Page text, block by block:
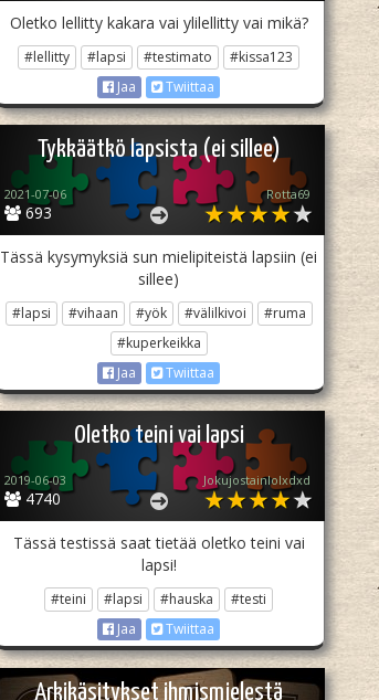
Oletko lellitty kakara vai ylilellitty vai mikä?
#lellitty #lapsi #testimato
#kissa123
Jaa
Twiittaa
Tykkäätkö lapsista (ei sillee)
693
2021-07-06 Rotta69
Tässä kysymyksiä sun mielipiteistä lapsiin (ei
sillee)
#lapsi #vihaan #yök #välilkivoi
#ruma
#kuperkeikka
Jaa
Twiittaa
Oletko teini vai lapsi
4740
2019-06-03 Jokujostainlolxdxd
Tässä testissä saat tietää oletko teini vai
lapsi!
#teini #lapsi #hauska
#testi
Jaa
Twiittaa
Arkikäsitykset ihmismielestä